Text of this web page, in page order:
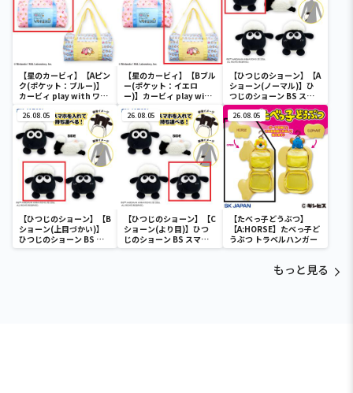
【星のカービィ】【Aピン
ク(ポケット：ブルー)】
カービィ play with ワド
ルディ ボストンバッグ
【星のカービィ】【Bブル
ー(ポケット：イエロ
ー)】カービィ play with
ワドルディ ボストンバッ
グ
【ひつじのショーン】【A
ショーン(ノーマル)】ひ
つじのショーン BS スマ
ホショーンルダー
26.08.05
【ひつじのショーン】【B
ショーン(上目づかい)】
ひつじのショーン BS ス
マホショーンルダー
26.08.05
【ひつじのショーン】【C
ショーン(より目)】ひつ
じのショーン BS スマホ
ショーンルダー
26.08.05
【たべっ子どうぶつ】
【A:HORSE】たべっ子ど
うぶつ トラベルハンガー
もっと見る